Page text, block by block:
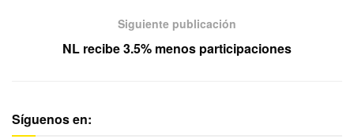
Siguiente publicación
NL recibe 3.5% menos participaciones
Síguenos en: